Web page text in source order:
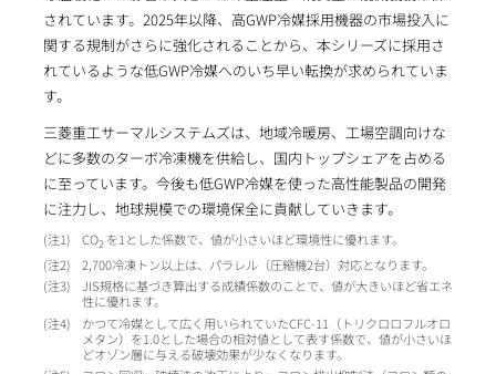
されています。2025年以降、高GWP冷媒採用機器の市場投入に
関する規制がさらに強化されることから、本シリーズに採用さ
れているような低GWP冷媒へのいち早い転換が求められていま
す。
三菱重工サーマルシステムズは、地域冷暖房、工場空調向けな
どに多数のターボ冷凍機を供給し、国内トップシェアを占める
に至っています。今後も低GWP冷媒を使った高性能製品の開発
に注力し、地球規模での環境保全に貢献していきます。
1 CO2 を1とした係数で、値が小さいほど環境性に優れます。
2
2,700冷凍トン以上は、パラレル（圧縮機2台）対応となります。
3
JIS規格に基づき算出する成績係数のことで、値が大きいほど省エネ
性に優れます。
4
かつて冷媒として広く用いられていたCFC-11（トリクロロフルオロ
メタン）を1.0とした場合の相対値として表す係数で、値が小さいほ
どオゾン層に与える破壊効果が少なくなります。